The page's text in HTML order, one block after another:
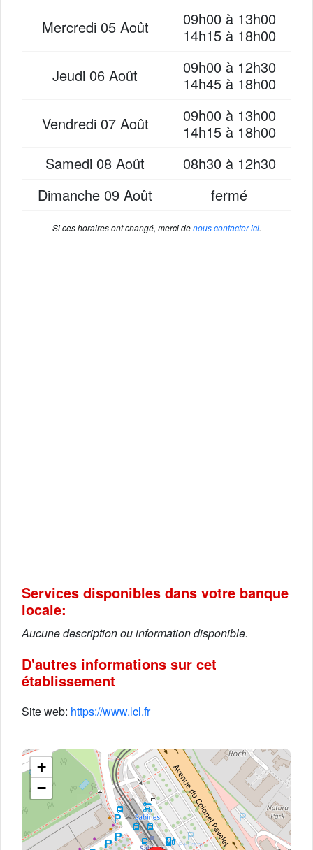
Mercredi 05 Août
09h00 à 13h00
14h15 à 18h00
Jeudi 06 Août
09h00 à 12h30
14h45 à 18h00
Vendredi 07 Août
09h00 à 13h00
14h15 à 18h00
Samedi 08 Août
08h30 à 12h30
Dimanche 09 Août fermé
Si ces horaires ont changé, merci denous contacter ici.
Services disponibles dans votre banque
locale:
Aucune description ou information disponible.
D'autres informations sur cet
établissement
Site web: https://www.lcl.fr
+
−